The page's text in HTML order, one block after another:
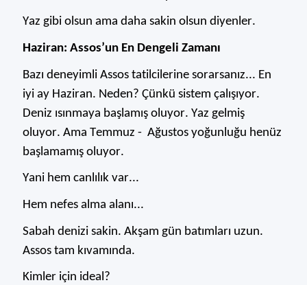
Yaz gibi olsun ama daha sakin olsun diyenler.
Haziran: Assos’un En Dengeli Zamanı
Bazı deneyimli Assos tatilcilerine sorarsanız... En
iyi ay Haziran. Neden? Çünkü sistem çalışıyor.
Deniz ısınmaya başlamış oluyor. Yaz gelmiş
oluyor. Ama Temmuz - Ağustos yoğunluğu henüz
başlamamış oluyor.
Yani hem canlılık var...
Hem nefes alma alanı...
Sabah denizi sakin. Akşam gün batımları uzun.
Assos tam kıvamında.
Kimler için ideal?